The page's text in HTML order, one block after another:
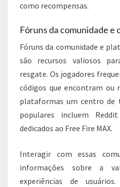
como recompensas.
Fóruns da comunidade e
Fóruns da comunidade e
são recursos valiosos
resgate. Os jogadores
códigos que encontram ou
plataformas um centro de
populares incluem
dedicados ao Free Fire MAX.
Interagir com essas
informações sobre a
experiências de